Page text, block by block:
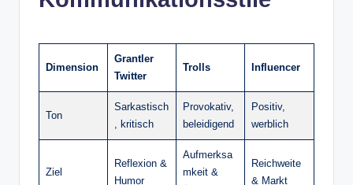
Dimension
Grantler
Twitter
Trolls Influencer
Ton
Sarkastisch
, kritisch
Provokativ,
beleidigend
Positiv,
werblich
Ziel
Reflexion &
Humor
Aufmerksa
mkeit &
Reichweite
& Markt